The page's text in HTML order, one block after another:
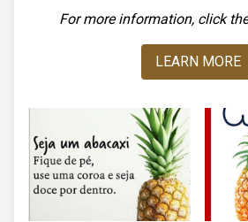
For more information, click
LEARN MORE